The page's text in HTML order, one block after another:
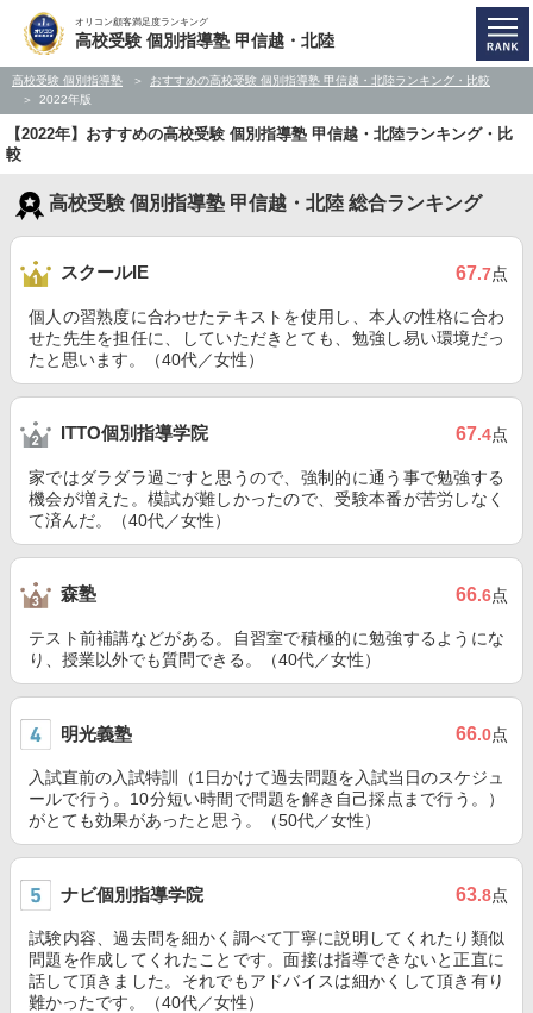
オリコン顧客満足度ランキング
高校受験 個別指導塾 甲信越・北陸
高校受験 個別指導塾
おすすめの高校受験 個別指導塾 甲信越・北陸ランキング・比較
2022年版
【2022年】おすすめの高校受験 個別指導塾 甲信越・北陸ランキング・比
較
高校受験 個別指導塾 甲信越・北陸 総合ランキング
スクールIE 67.7点
個人の習熟度に合わせたテキストを使用し、本人の性格に合わ
せた先生を担任に、していただきとても、勉強し易い環境だっ
たと思います。（40代／女性）
ITTO個別指導学院 67.4点
家ではダラダラ過ごすと思うので、強制的に通う事で勉強する
機会が増えた。模試が難しかったので、受験本番が苦労しなく
て済んだ。（40代／女性）
森塾 66.6点
テスト前補講などがある。自習室で積極的に勉強するようにな
り、授業以外でも質問できる。（40代／女性）
明光義塾 66.0点
入試直前の入試特訓（1日かけて過去問題を入試当日のスケジュ
ールで行う。10分短い時間で問題を解き自己採点まで行う。）
がとても効果があったと思う。（50代／女性）
ナビ個別指導学院 63.8点
試験内容、過去問を細かく調べて丁寧に説明してくれたり類似
問題を作成してくれたことです。面接は指導できないと正直に
話して頂きました。それでもアドバイスは細かくして頂き有り
難かったです。（40代／女性）